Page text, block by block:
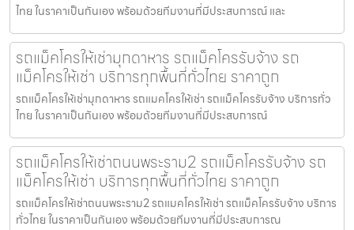
ไทย ในราคาเป็นกันเอง พร้อมด้วยทีมงานที่มีประสบการณ์ และ
รถแม็คโครให้เช่ามุกดาหาร รถแม็คโครรับจ้าง รถ
แม็คโครให้เช่า บริการทุกพื้นที่ทั่วไทย ราคาถูก
รถแม็คโครให้เช่ามุกดาหาร รถแมคโครให้เช่า รถแม็คโครรับจ้าง บริการทั่ว
ไทย ในราคาเป็นกันเอง พร้อมด้วยทีมงานที่มีประสบการณ์
รถแม็คโครให้เช่าถนนพระราม2 รถแม็คโครรับจ้าง รถ
แม็คโครให้เช่า บริการทุกพื้นที่ทั่วไทย ราคาถูก
รถแม็คโครให้เช่าถนนพระราม2 รถแมคโครให้เช่า รถแม็คโครรับจ้าง บริการ
ทั่วไทย ในราคาเป็นกันเอง พร้อมด้วยทีมงานที่มีประสบการณ